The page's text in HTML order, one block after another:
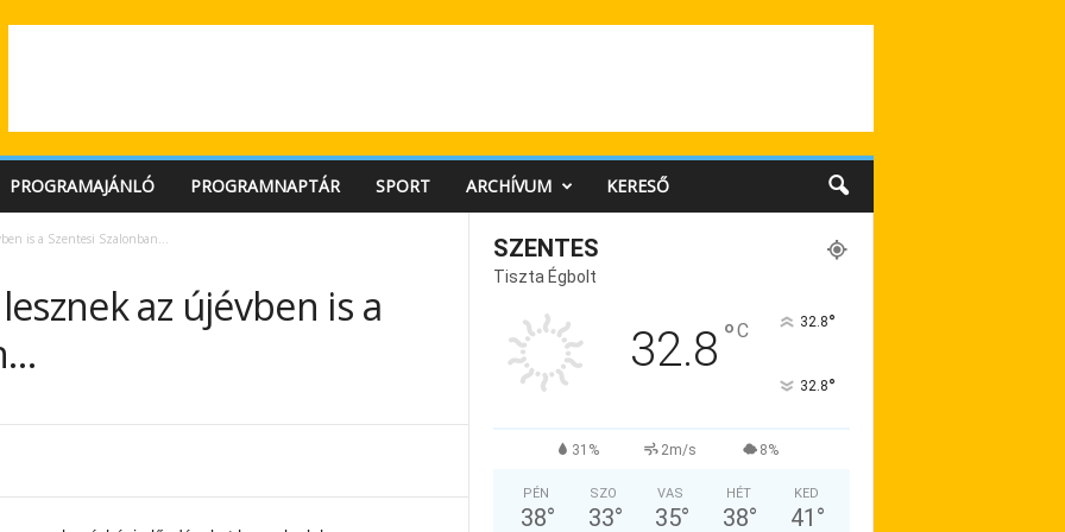
PROGRAMAJÁNLÓ PROGRAMNAPTÁR SPORT ARCHÍVUM KERESŐ
is a Szentesi Szalonban…
az újévben is a
SZENTES
Tiszta Égbolt
32.8 °C 32.8°
32.8°
31% 2m/s 8%
PÉN
38°
SZO
33°
VAS
35°
HÉT
38°
KED
41 °